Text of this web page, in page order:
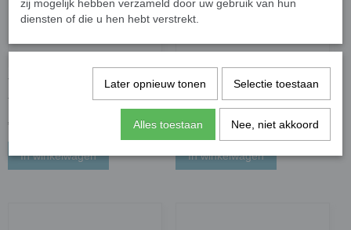
Tiffany ruitvorm S -
transparant rood; 40 stuks
€ 3,17
In winkelwagen
Tiffany ruitvorm M - wit; 20
stuks
€ 2,17
In winkelwagen
zij mogelijk hebben verzameld door uw gebruik van hun
diensten of die u hen hebt verstrekt.
Later opnieuw tonen Selectie toestaan
Alles toestaan Nee, niet akkoord